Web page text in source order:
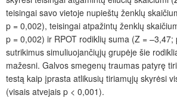
teisingai savo vietoje nupieštų ženklų
p = 0,002), teisingai atpažintų ženklų
p = 0,002) ir RPOT rodiklių suma (Z =
sutrikimus simuliuojančiųjų grupėje šie
mažesni. Galvos smegenų traumas patyrę
testą kaip įprasta atlikusių tiriamųjų skyrėsi
(visais atvejais p < 0,001).